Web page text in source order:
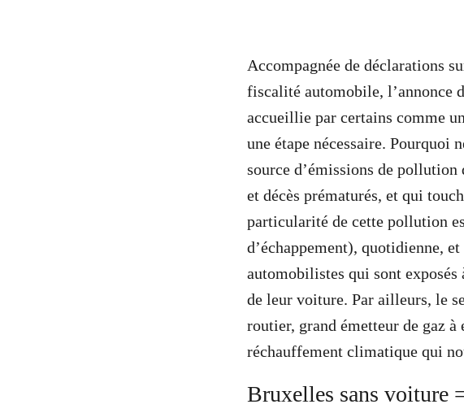
Accompagnée de déclarations
fiscalité automobile, l’annonce
accueillie par certains comme
une étape nécessaire. Pourquoi
source d’émissions de
et décès prématurés, et qui
particularité de cette pollution
d’échappement), quotidienne,
automobilistes qui sont exposés
de leur voiture. Par ailleurs, le
routier, grand émetteur de gaz
réchauffement climatique qui
Bruxelles sans voiture